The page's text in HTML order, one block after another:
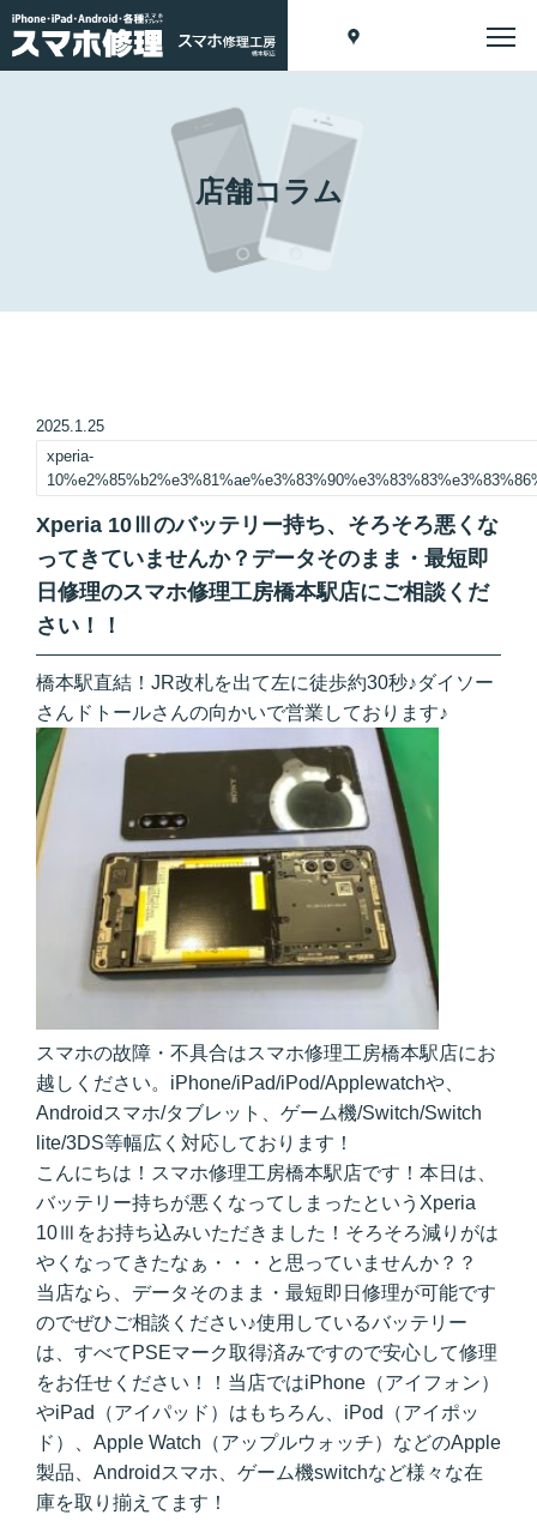
店舗コラム
2025.1.25
xperia-
Xperia 10Ⅲのバッテリー持ち、そろそろ悪くな
ってきていませんか？データそのまま・最短即
日修理のスマホ修理工房橋本駅店にご相談くだ
さい！！
橋本駅直結！JR改札を出て左に徒歩約30秒♪ダイソー
さんドトールさんの向かいで営業しております♪
スマホの故障・不具合はスマホ修理工房橋本駅店にお
越しください。iPhone/iPad/iPod/Applewatchや、
Androidスマホ/タブレット、ゲーム機/Switch/Switch
lite/3DS等幅広く対応しております！
こんにちは！スマホ修理工房橋本駅店です！本日は、
バッテリー持ちが悪くなってしまったというXperia
10Ⅲをお持ち込みいただきました！そろそろ減りがは
やくなってきたなぁ・・・と思っていませんか？？
当店なら、データそのまま・最短即日修理が可能です
のでぜひご相談ください♪使用しているバッテリー
は、すべてPSEマーク取得済みですので安心して修理
をお任せください！！当店ではiPhone（アイフォン）
やiPad（アイパッド）はもちろん、iPod（アイポッ
ド）、Apple Watch（アップルウォッチ）などのApple
製品、Androidスマホ、ゲーム機switchなど様々な在
庫を取り揃えてます！